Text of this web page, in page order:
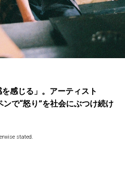
を感じる」。アーティスト
で“怒り”を社会にぶつけ続け
stated.